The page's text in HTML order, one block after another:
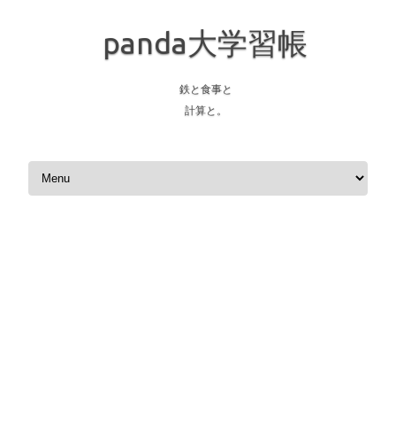
panda大学習帳
鉄と食事と
計算と。
Skip to content